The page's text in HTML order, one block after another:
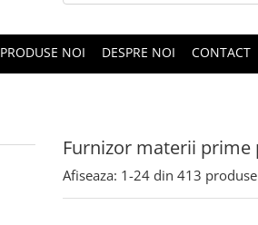
PRODUSE NOI DESPRE NOI CONTACT
Furnizor materii
Afiseaza: 1-24 din 413 produse